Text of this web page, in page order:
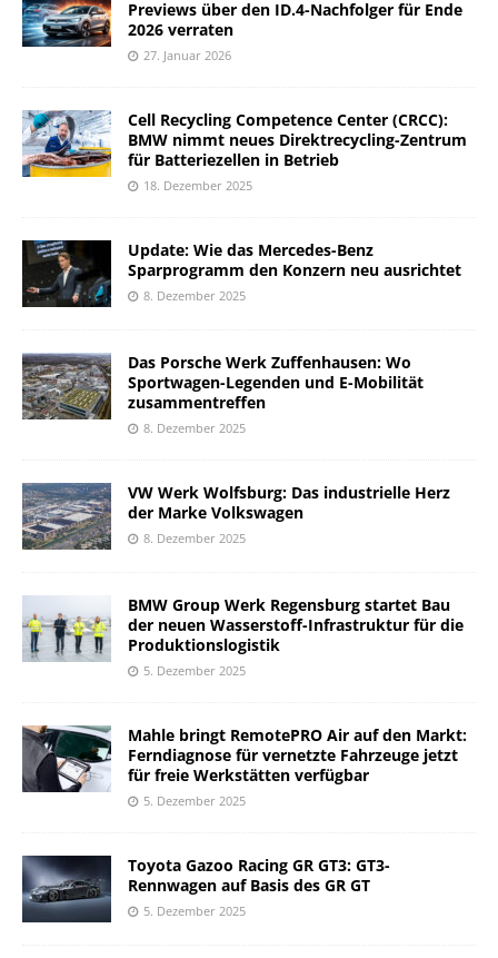
Previews über den ID.4-Nachfolger für Ende
2026 verraten
27. Januar 2026
Cell Recycling Competence Center (CRCC):
BMW nimmt neues Direktrecycling-Zentrum
für Batteriezellen in Betrieb
18. Dezember 2025
Update: Wie das Mercedes-Benz
Sparprogramm den Konzern neu ausrichtet
8. Dezember 2025
Das Porsche Werk Zuffenhausen: Wo
Sportwagen-Legenden und E-Mobilität
zusammentreffen
8. Dezember 2025
VW Werk Wolfsburg: Das industrielle Herz
der Marke Volkswagen
8. Dezember 2025
BMW Group Werk Regensburg startet Bau
der neuen Wasserstoff-Infrastruktur für die
Produktionslogistik
5. Dezember 2025
Mahle bringt RemotePRO Air auf den Markt:
Ferndiagnose für vernetzte Fahrzeuge jetzt
für freie Werkstätten verfügbar
5. Dezember 2025
Toyota Gazoo Racing GR GT3: GT3-
Rennwagen auf Basis des GR GT
5. Dezember 2025